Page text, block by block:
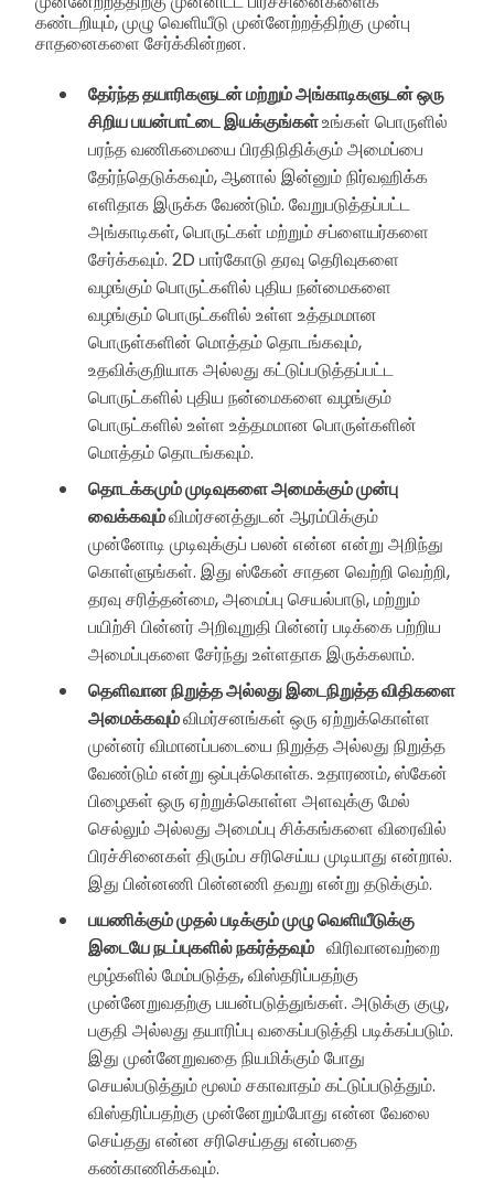
கண்டறியும், முழு வெளியீடு முன்னேற்றத்திற்கு முன்பு
சாதனைகளை சேர்க்கின்றன.
தேர்ந்த தயாரிகளுடன் மற்றும் அங்காடிகளுடன் ஒரு
சிறிய பயன்பாட்டை இயக்குங்கள்உங்கள் பொருளில்
பரந்த வணிகமையை பிரதிநிதிக்கும் அமைப்பை
தேர்ந்தெடுக்கவும், ஆனால் இன்னும் நிர்வஹிக்க
எளிதாக இருக்க வேண்டும். வேறுபடுத்தப்பட்ட
அங்காடிகள், பொருட்கள் மற்றும் சப்ளையர்களை
சேர்க்கவும். 2D பார்கோடு தரவு தெரிவுகளை
வழங்கும் பொருட்களில் புதிய நன்மைகளை
வழங்கும் பொருட்களில் உள்ள உத்தமமான
பொருள்களின் மொத்தம் தொடங்கவும்,
உதவிக்குறியாக அல்லது கட்டுப்படுத்தப்பட்ட
பொருட்களில் புதிய நன்மைகளை வழங்கும்
பொருட்களில் உள்ள உத்தமமான பொருள்களின்
மொத்தம் தொடங்கவும்.
தொடக்கமும் முடிவுகளை அமைக்கும் முன்பு
வைக்கவும்விமர்சனத்துடன் ஆரம்பிக்கும்
முன்னோடி முடிவுக்குப் பலன் என்ன என்று அறிந்து
கொள்ளுங்கள். இது ஸ்கேன் சாதன வெற்றி வெற்றி,
தரவு சரித்தன்மை, அமைப்பு செயல்பாடு, மற்றும்
பயிற்சி பின்னர் அறிவுறுதி பின்னர் படிக்கை பற்றிய
அமைப்புகளை சேர்ந்து உள்ளதாக இருக்கலாம்.
தெளிவான நிறுத்த அல்லது இடைநிறுத்த விதிகளை
அமைக்கவும்விமர்சனங்கள் ஒரு ஏற்றுக்கொள்ள
முன்னர் விமானப்படையை நிறுத்த அல்லது நிறுத்த
வேண்டும் என்று ஒப்புக்கொள்க. உதாரணம், ஸ்கேன்
பிழைகள் ஒரு ஏற்றுக்கொள்ள அளவுக்கு மேல்
செல்லும் அல்லது அமைப்பு சிக்கங்களை விரைவில்
பிரச்சினைகள் திரும்ப சரிசெய்ய முடியாது என்றால்.
இது பின்னணி பின்னணி தவறு என்று தடுக்கும்.
பயணிக்கும் முதல் படிக்கும் முழு வெளியீடுக்கு
இடையே நடப்புகளில் நகர்த்தவும் விரிவானவற்றை
மூழ்களில் மேம்படுத்த, விஸ்தரிப்பதற்கு
முன்னேறுவதற்கு பயன்படுத்துங்கள். அடுக்கு குழு,
பகுதி அல்லது தயாரிப்பு வகைப்படுத்தி படிக்கப்படும்.
இது முன்னேறுவதை நியமிக்கும் போது
செயல்படுத்தும் மூலம் சகாவாதம் கட்டுப்படுத்தும்.
விஸ்தரிப்பதற்கு முன்னேறும்போது என்ன வேலை
செய்தது என்ன சரிசெய்தது என்பதை
கண்காணிக்கவும்.